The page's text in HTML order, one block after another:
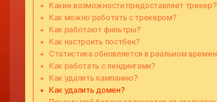
Какие возможности предоставляет трекер?
Как можно работать с трекером?
Как работают фильтры?
Как настроить постбек?
Статистика обновляется в реальном
Как работать с лендингами?
Как удалить кампанию?
Как удалить домен?